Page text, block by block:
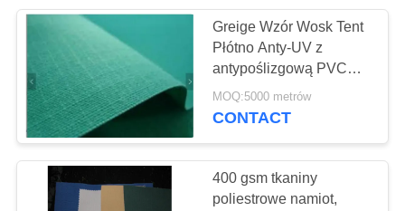
Kuchnia Herbaty
Ręczniki
30
Greige Wzór Wosk Tent
Płótno Anty-UV z
antypoślizgową PVC
Coating
MOQ:5000 metrów
CONTACT
400 gsm tkaniny
poliestrowe namiot,